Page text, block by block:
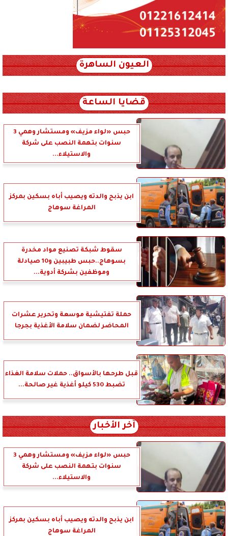
العيون الساهرة
قضايا الساعة
حبس «لواء مزيف» ومستشار وهمي 3
سنوات بتهمة النصب على شركة
والاستيلاء...
ابن يذبح والدته ويصيب أباه بسكين بمركز
المراغة سوهاج
سقوط شبكة تصنيع مواد مخدرة
بسوهاج..حبس طبيبين و10 صيادلة
وموظفين بشركة أدوية...
حملة تفتيشية موسعة وتحرير عشرات
المحاضر لضمان سلامة الأغذية بجرجا
قبل طرحها بالأسواق.. حملات سلامة الغذاء
تضبط 530 كيلو أغذية غير صالحة...
آخر الأخبار
حبس «لواء مزيف» ومستشار وهمي 3
سنوات بتهمة النصب على شركة
والاستيلاء...
ابن يذبح والدته ويصيب أباه بسكين بمركز
المراغة سوهاج